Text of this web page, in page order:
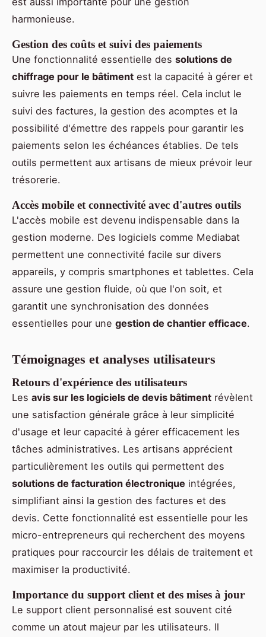
harmonieuse.
Gestion des coûts et suivi des paiements
Une fonctionnalité essentielle des solutions de
chiffrage pour le bâtiment est la capacité à gérer et
suivre les paiements en temps réel. Cela inclut le
suivi des factures, la gestion des acomptes et la
possibilité d'émettre des rappels pour garantir les
paiements selon les échéances établies. De tels
outils permettent aux artisans de mieux prévoir leur
trésorerie.
Accès mobile et connectivité avec d'autres outils
L'accès mobile est devenu indispensable dans la
gestion moderne. Des logiciels comme Mediabat
permettent une connectivité facile sur divers
appareils, y compris smartphones et tablettes. Cela
assure une gestion fluide, où que l'on soit, et
garantit une synchronisation des données
essentielles pour une gestion de chantier efficace.
Témoignages et analyses utilisateurs
Retours d'expérience des utilisateurs
Les avis sur les logiciels de devis bâtiment révèlent
une satisfaction générale grâce à leur simplicité
d'usage et leur capacité à gérer efficacement les
tâches administratives. Les artisans apprécient
particulièrement les outils qui permettent des
solutions de facturation électronique intégrées,
simplifiant ainsi la gestion des factures et des
devis. Cette fonctionnalité est essentielle pour les
micro-entrepreneurs qui recherchent des moyens
pratiques pour raccourcir les délais de traitement et
maximiser la productivité.
Importance du support client et des mises à jour
Le support client personnalisé est souvent cité
comme un atout majeur par les utilisateurs. Il